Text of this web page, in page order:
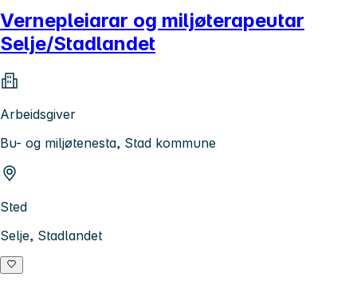
Vernepleiarar og miljøterapeutar
Selje/Stadlandet
Arbeidsgiver
Bu- og miljøtenesta, Stad kommune
Sted
Selje, Stadlandet